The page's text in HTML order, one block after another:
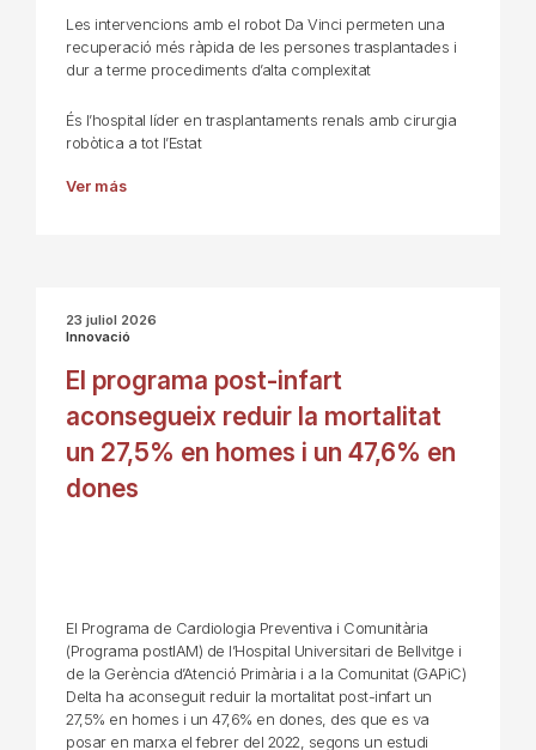
Les intervencions amb el robot Da Vinci permeten una
recuperació més ràpida de les persones trasplantades i
dur a terme procediments d’alta complexitat
És l’hospital líder en trasplantaments renals amb cirurgia
robòtica a tot l’Estat
Ver más
23 juliol 2026
Innovació
El programa post-infart
aconsegueix reduir la mortalitat
un 27,5% en homes i un 47,6% en
dones
El Programa de Cardiologia Preventiva i Comunitària
(Programa postIAM) de l’Hospital Universitari de Bellvitge i
de la Gerència d’Atenció Primària i a la Comunitat (GAPiC)
Delta ha aconseguit reduir la mortalitat post-infart un
27,5% en homes i un 47,6% en dones, des que es va
posar en marxa el febrer del 2022, segons un estudi